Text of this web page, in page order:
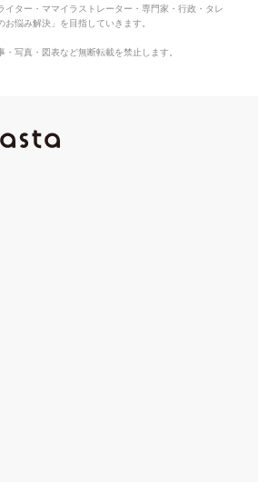
イター・ママイラストレーター・専門家・行政・タレ
悩み解決」を目指していきます。
写真・図表など無断転載を禁止します。